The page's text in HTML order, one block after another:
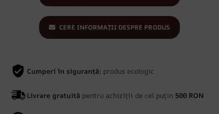
CERE INFORMAȚII DESPRE PRODUS
Cumperi în siguranță: produs ecologic
Livrare gratuită pentru achiziții de cel puțin 500 RON